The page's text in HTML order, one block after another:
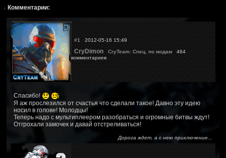
↓ Комментарии:
#1 2012-05-16 15:49
CryDimon CryTeam: Спец. по модам 464
комментариев
Спасибо!
Я аж прослезился от счастья что сделали такое! Давно эту идею
носил в голове! Молодцы!
Теперь надо с мультиплеером разобраться и огромные битвы ждут!
Отгрохали замочек и давай отстреливаться!
Дорога ждет, а с нею приключение...